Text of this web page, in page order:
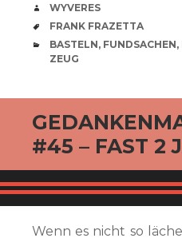
VERFASSER
WYVERES
SCHLAGWÖRTER
FRANK FRAZETTA
CATEGORIES
BASTELN, FUNDSACHEN,
ZEUG
#45 – FAST 2
Wenn es nicht so